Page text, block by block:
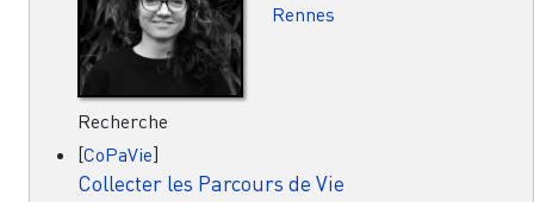
Rennes
Recherche
[CoPaVie]
Collecter les Parcours de Vie